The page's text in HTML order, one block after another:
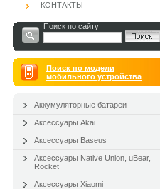
КОНТАКТЫ
Поиск по сайту
Поиск по модели
мобильного устройства
Аккумуляторные батареи
Аксессуары Akai
Аксессуары Baseus
Аксессуары Native Union, uBear,
Rocket
Аксессуары Xiaomi